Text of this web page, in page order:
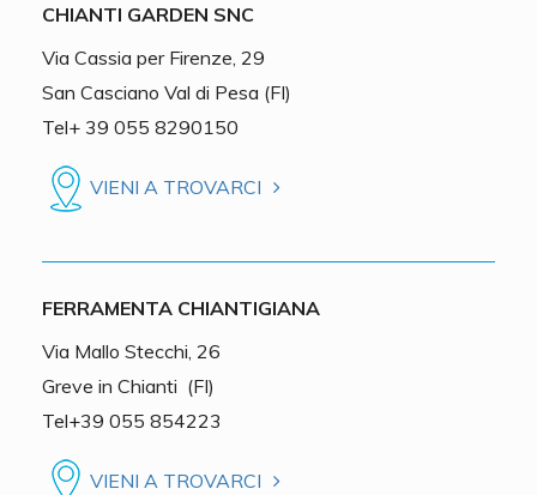
CHIANTI GARDEN SNC
Via Cassia per Firenze, 29
San Casciano Val di Pesa (FI)
Tel+ 39 055 8290150
VIENI A TROVARCI
FERRAMENTA CHIANTIGIANA
Via Mallo Stecchi, 26
Greve in Chianti (FI)
Tel+39 055 854223
VIENI A TROVARCI